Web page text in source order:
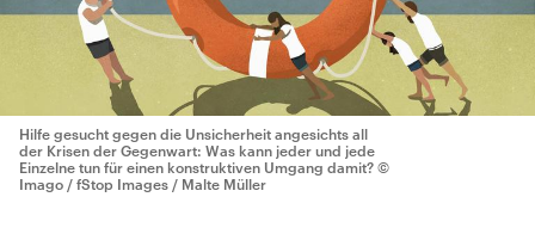
Hilfe gesucht gegen die Unsicherheit angesichts all
der Krisen der Gegenwart: Was kann jeder und jede
Einzelne tun für einen konstruktiven Umgang damit? ©
Imago / fStop Images / Malte Müller